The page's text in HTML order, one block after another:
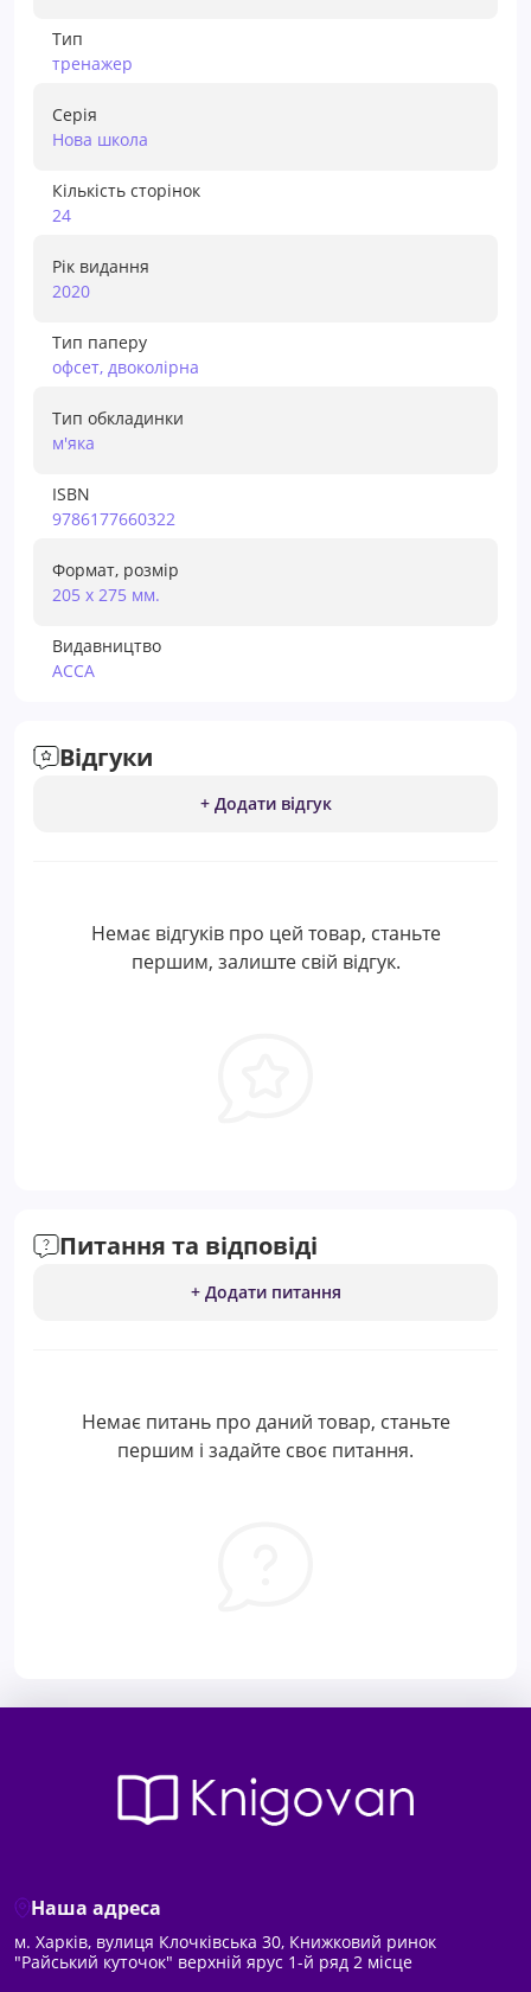
Тип
тренажер
Серія
Нова школа
Кількість сторінок
24
Рік видання
2020
Тип паперу
офсет, двоколірна
Тип обкладинки
м'яка
ISBN
9786177660322
Формат, розмір
205 х 275 мм.
Видавництво
АССА
Відгуки
+ Додати відгук
Немає відгуків про цей товар, станьте
першим, залиште свій відгук.
Питання та відповіді
+ Додати питання
Немає питань про даний товар, станьте
першим і задайте своє питання.
Наша адреса
м. Харків, вулиця Клочківська 30, Книжковий ринок
"Райський куточок" верхній ярус 1-й ряд 2 місце